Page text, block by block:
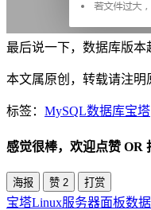
最后说一下，数据库版本
本文属原创，转载请注明
标签： MySQL数据库宝塔
感觉很棒，欢迎点赞 OR
海报 赞 2 打赏
宝塔Linux服务器面板数